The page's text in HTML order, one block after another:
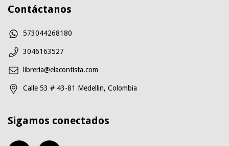
Contáctanos
573044268180
3046163527
libreria@elacontista.com
Calle 53 # 43-81 Medellin, Colombia
Sigamos conectados